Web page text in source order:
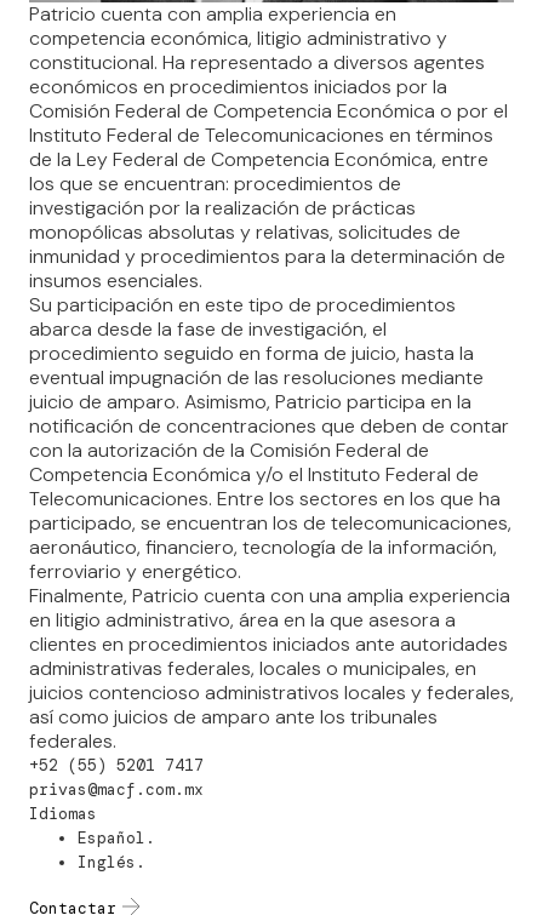
Patricio cuenta con amplia experiencia en
competencia económica, litigio administrativo y
constitucional. Ha representado a diversos agentes
económicos en procedimientos iniciados por la
Comisión Federal de Competencia Económica o por el
Instituto Federal de Telecomunicaciones en términos
de la Ley Federal de Competencia Económica, entre
los que se encuentran: procedimientos de
investigación por la realización de prácticas
monopólicas absolutas y relativas, solicitudes de
inmunidad y procedimientos para la determinación de
insumos esenciales.
Su participación en este tipo de procedimientos
abarca desde la fase de investigación, el
procedimiento seguido en forma de juicio, hasta la
eventual impugnación de las resoluciones mediante
juicio de amparo. Asimismo, Patricio participa en la
notificación de concentraciones que deben de contar
con la autorización de la Comisión Federal de
Competencia Económica y/o el Instituto Federal de
Telecomunicaciones. Entre los sectores en los que ha
participado, se encuentran los de telecomunicaciones,
aeronáutico, financiero, tecnología de la información,
ferroviario y energético.
Finalmente, Patricio cuenta con una amplia experiencia
en litigio administrativo, área en la que asesora a
clientes en procedimientos iniciados ante autoridades
administrativas federales, locales o municipales, en
juicios contencioso administrativos locales y federales,
así como juicios de amparo ante los tribunales
federales.
+52 (55) 5201 7417
privas@macf.com.mx
Idiomas
Español.
Inglés.
Contactar